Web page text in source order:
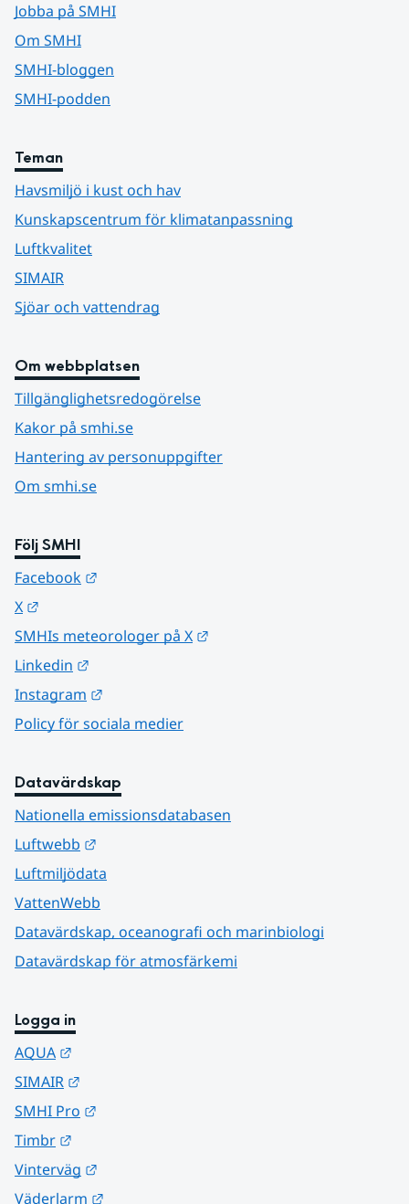
Jobba på SMHI
Om SMHI
SMHI-bloggen
SMHI-podden
Teman
Havsmiljö i kust och hav
Kunskapscentrum för klimatanpassning
Luftkvalitet
SIMAIR
Sjöar och vattendrag
Om webbplatsen
Tillgänglighetsredogörelse
Kakor på smhi.se
Hantering av personuppgifter
Om smhi.se
Följ SMHI
Facebook
X
SMHIs meteorologer på X
Linkedin
Instagram
Policy för sociala medier
Datavärdskap
Nationella emissionsdatabasen
Luftwebb
Luftmiljödata
VattenWebb
Datavärdskap, oceanografi och marinbiologi
Datavärdskap för atmosfärkemi
Logga in
AQUA
SIMAIR
SMHI Pro
Timbr
Vinterväg
Väderlarm